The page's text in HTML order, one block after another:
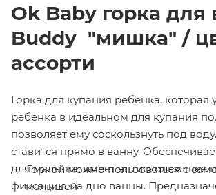
Ok Baby горка для
Buddy "мишка" /
ассорти
Горка для купания ребенка, которая
ребенка в идеальном для купания
позволяет ему соскользнуть под
ставится прямо в ванну.
для малыша, имеет антискользящее
фиксацию на дно ванны.
Горкой можно пользоваться с
малышей